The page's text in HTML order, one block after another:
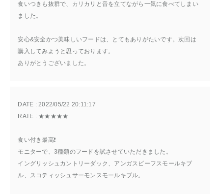
食いつきも抜群で、カリカリと音を立てながら一気に食べてしまい
ました。
安心&安全かつ美味しいフードは、とてもありがたいです。次回は
購入してみようと思っております。
ありがとうございました。
食い付き最高❗️
DATE : 2022/05/22 20:11:17
RATE : ★★★★★
モニターで、3種類のフードを試させていただきました。
イングリッシュカントリーダック、アンガスビーフスモールキブ
ル、スコティッシュサーモンスモールキブル。